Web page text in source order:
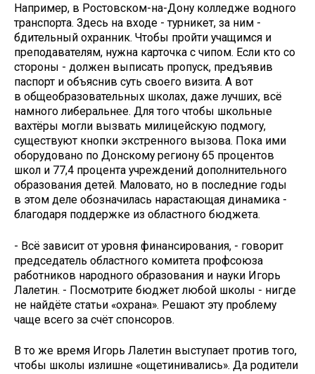
Например, в Ростовском-на-Дону колледже водного
транспорта. Здесь на входе - турникет, за ним -
бдительный охранник. Чтобы пройти учащимся и
преподавателям, нужна карточка с чипом. Если кто со
стороны - должен выписать пропуск, предъявив
паспорт и объяснив суть своего визита. А вот
в общеобразовательных школах, даже лучших, всё
намного либеральнее. Для того чтобы школьные
вахтёры могли вызвать милицейскую подмогу,
существуют кнопки экстренного вызова. Пока ими
оборудовано по Донскому региону 65 процентов
школ и 77,4 процента учреждений дополнительного
образования детей. Маловато, но в последние годы
в этом деле обозначилась нарастающая динамика -
благодаря поддержке из областного бюджета.
- Всё зависит от уровня финансирования, - говорит
председатель областного комитета профсоюза
работников народного образования и науки Игорь
Лалетин. - Посмотрите бюджет любой школы - нигде
не найдёте статьи «охрана». Решают эту проблему
чаще всего за счёт спонсоров.
В то же время Игорь Лалетин выступает против того,
чтобы школы излишне «ощетинивались». Да родители